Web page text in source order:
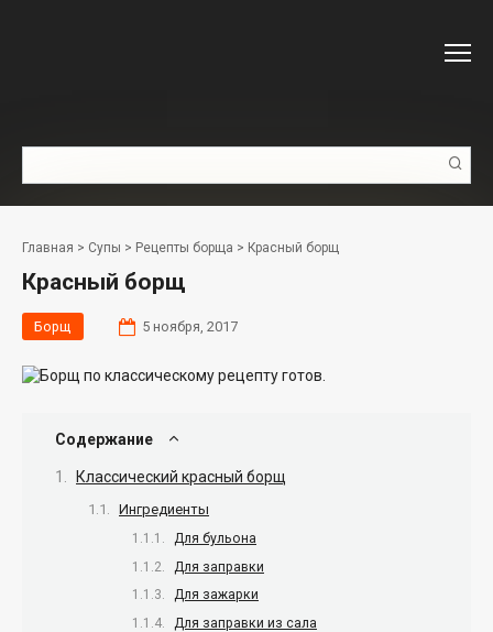
Главная > Супы > Рецепты борща > Красный борщ
Красный борщ
Борщ 5 ноября, 2017
Содержание
Классический красный борщ
Ингредиенты
Для бульона
Для заправки
Для зажарки
Для заправки из сала